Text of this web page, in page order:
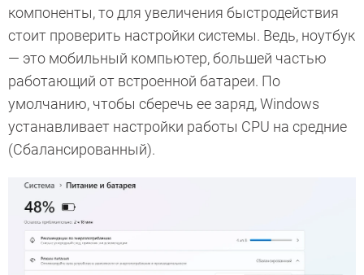
компоненты, то для увеличения быстродействия
стоит проверить настройки системы. Ведь, ноутбук
— это мобильный компьютер, большей частью
работающий от встроенной батареи. По
умолчанию, чтобы сберечь ее заряд, Windows
устанавливает настройки работы CPU на средние
(Сбалансированный).